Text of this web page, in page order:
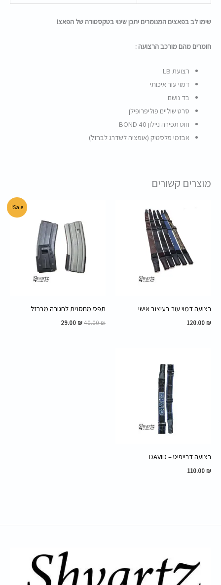
שימו לב בפאצים המנומרים יתכן שינוי בטקסטורה של הפאצ!
חומרים מהם מורכב הרצועה :
רצועת LB
דמוי עור איכותי
בד נושם
סרט שוליים פוליפרופילן
חוט תפירה ניילון BOND 40
אבזמי פלסטיק (אופציה לשדרג לברזל)
מוצרים קשורים
רצועה דמוי עור בעיצוב אישי
120.00 ₪
Sale!
תפס מחסנית לחגורה מברזל
40.00₪
היה:
40.00 ₪.
29.00 ₪
הוא:
29.00 ₪.
רצועה דרייפיט – DAVID
110.00 ₪